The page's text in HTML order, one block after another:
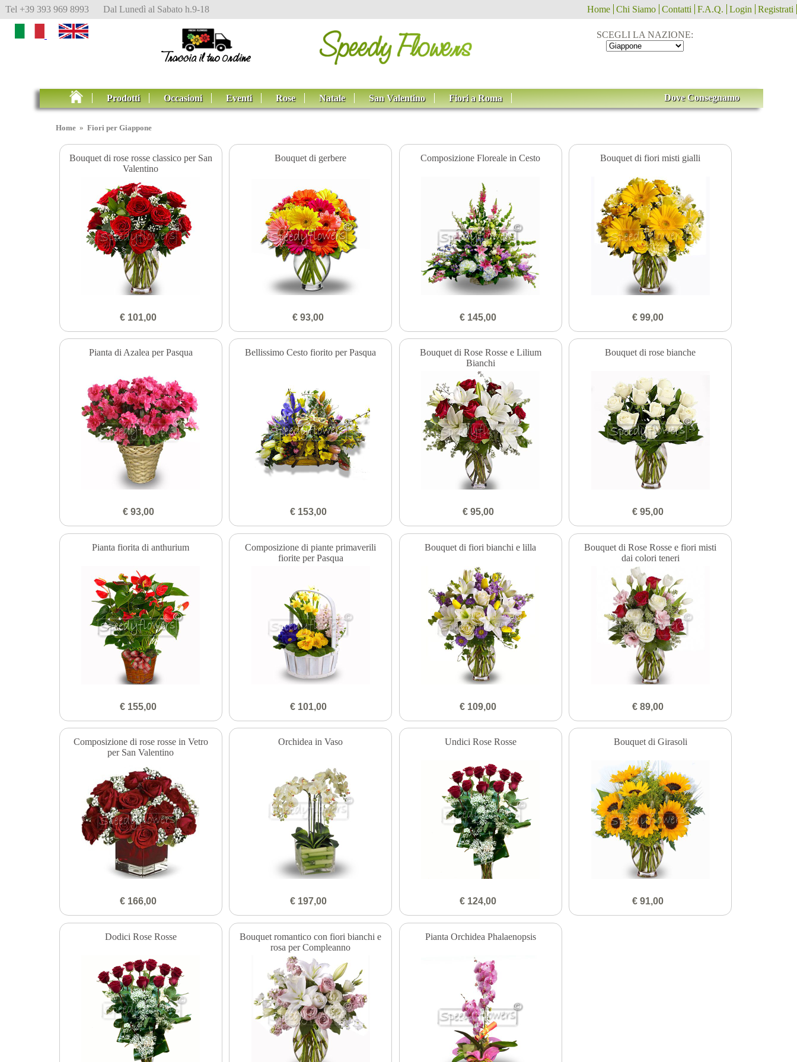
Tel +39 393 969 8993 Dal Lunedì al Sabato h.9-18 Home Chi Siamo Contatti F.A.Q. Login Registrati
SCEGLI LA NAZIONE:
Prodotti Occasioni Eventi Rose Natale San Valentino Fiori a Roma Dove Consegnamo
Home »Fiori per Giappone
Bouquet di rose rosse classico per San
Valentino
€ 101,00
Bouquet di gerbere
€ 93,00
Composizione Floreale in Cesto
€ 145,00
Bouquet di fiori misti gialli
€ 99,00
Pianta di Azalea per Pasqua
€ 93,00
Bellissimo Cesto fiorito per Pasqua
€ 153,00
Bouquet di Rose Rosse e Lilium
Bianchi
€ 95,00
Bouquet di rose bianche
€ 95,00
Pianta fiorita di anthurium
€ 155,00
Composizione di piante primaverili
fiorite per Pasqua
€ 101,00
Bouquet di fiori bianchi e lilla
€ 109,00
Bouquet di Rose Rosse e fiori misti
dai colori teneri
€ 89,00
Composizione di rose rosse in Vetro
per San Valentino
€ 166,00
Orchidea in Vaso
€ 197,00
Undici Rose Rosse
€ 124,00
Bouquet di Girasoli
€ 91,00
Dodici Rose Rosse
Bouquet romantico con fiori bianchi e
rosa per Compleanno
Pianta Orchidea Phalaenopsis